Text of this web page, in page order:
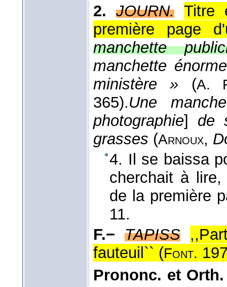
2.
JOURN. Titre
première page
manchette
manchette
ministère » (A.
365).Une
photographie] de
grasses (Arnoux,
4. Il se baissa
cherchait à
de la première
11.
F.− TAPISS
fauteuil`` (Font.
Prononc. et